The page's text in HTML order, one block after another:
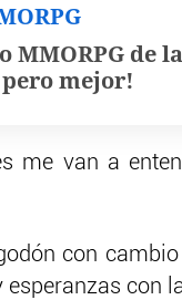
MMORPG de
mejor!
me van a
con
con